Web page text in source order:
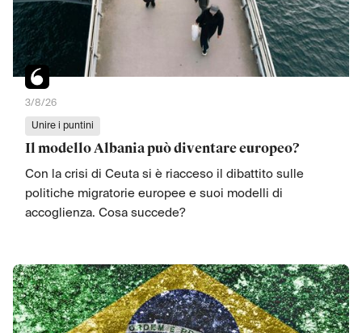
3/8/26
Unire i puntini
Il modello Albania può diventare europeo?
Con la crisi di Ceuta si è riacceso il dibattito sulle
politiche migratorie europee e suoi modelli di
accoglienza. Cosa succede?